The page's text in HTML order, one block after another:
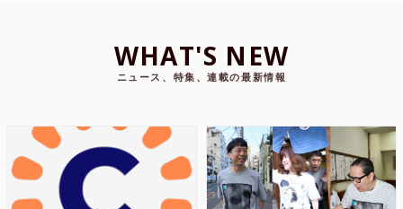
WHAT'S NEW
ニュース、特集、連載の最新情報